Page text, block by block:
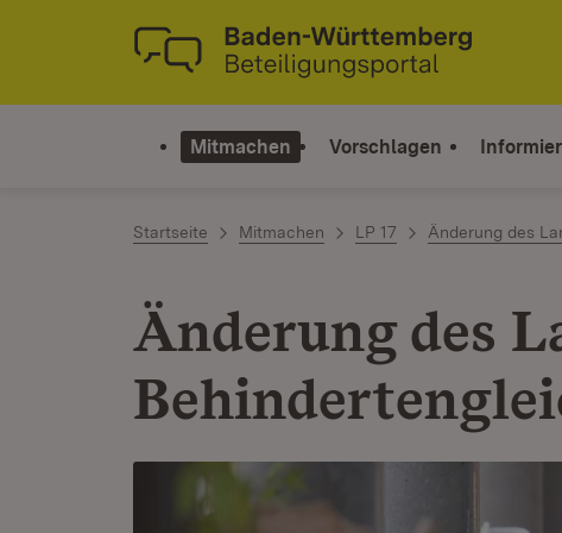
Zum Inhalt springen
Link zur Startseite
Mitmachen Vorschlagen
Startseite Mitmachen LP 17 Änderung des
Änderung des